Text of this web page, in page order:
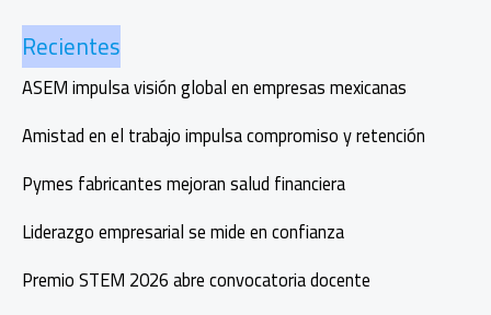
durante
las
fiestas
Recientes
ASEM impulsa visión global en empresas mexicanas
Amistad en el trabajo impulsa compromiso y retención
Pymes fabricantes mejoran salud financiera
Liderazgo empresarial se mide en confianza
Premio STEM 2026 abre convocatoria docente